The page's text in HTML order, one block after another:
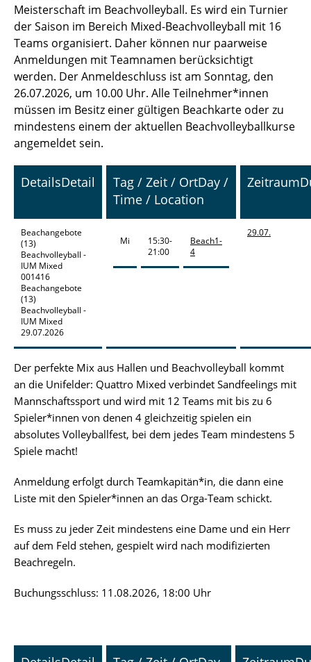
Meisterschaft im Beachvolleyball. Es wird ein Turnier
der Saison im Bereich Mixed-Beachvolleyball mit 16
Teams organisiert. Daher können nur paarweise
Anmeldungen mit Teamnamen berücksichtigt
werden. Der Anmeldeschluss ist am Sonntag, den
26.07.2026, um 10.00 Uhr. Alle Teilnehmer*innen
müssen im Besitz einer gültigen Beachkarte oder zu
mindestens einem der aktuellen Beachvolleyballkurse
angemeldet sein.
DetailsDetail Tag / Zeit / OrtDay /
Time / Location
Zeitraum
Beachangebote
(13)
Beachvolleyball -
IUM Mixed
001416
Beachangebote
(13)
Beachvolleyball -
IUM Mixed
29.07.2026
Mi
15:30-
21:00
Beach1-
4
29.07.
Der perfekte Mix aus Hallen und Beachvolleyball kommt
an die Unifelder: Quattro Mixed verbindet Sandfeelings mit
Mannschaftssport und wird mit 12 Teams mit bis zu 6
Spieler*innen von denen 4 gleichzeitig spielen ein
absolutes Volleyballfest, bei dem jedes Team mindestens 5
Spiele macht!
Anmeldung erfolgt durch Teamkapitän*in, die dann eine
Liste mit den Spieler*innen an das Orga-Team schickt.
Es muss zu jeder Zeit mindestens eine Dame und ein Herr
auf dem Feld stehen, gespielt wird nach modifizierten
Beachregeln.
Buchungsschluss: 11.08.2026, 18:00 Uhr